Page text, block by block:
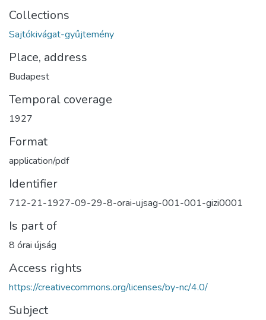
Collections
Sajtókivágat-gyűjtemény
Place, address
Budapest
Temporal coverage
1927
Format
application/pdf
Identifier
712-21-1927-09-29-8-orai-ujsag-001-001-gizi0001
Is part of
8 órai újság
Access rights
https://creativecommons.org/licenses/by-nc/4.0/
Subject